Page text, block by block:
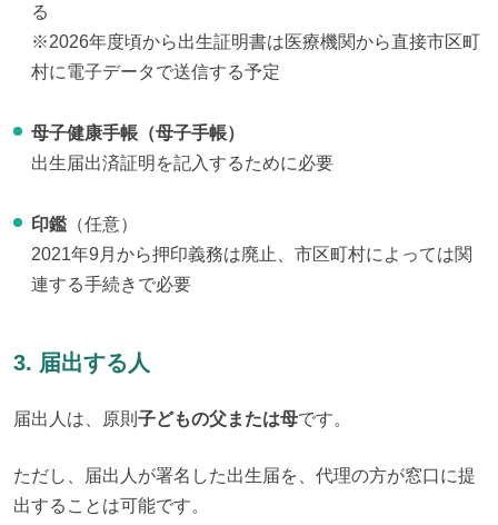
る
※2026年度頃から出生証明書は医療機関から直接市区町
村に電子データで送信する予定
母子健康手帳（母子手帳）
出生届出済証明を記入するために必要
印鑑 （任意）
2021年9月から押印義務は廃止、市区町村によっては関
連する手続きで必要
3. 届出する人
届出人は、原則 子どもの父または母です。
ただし、届出人が署名した出生届を、代理の方が窓口に提
出することは可能です。